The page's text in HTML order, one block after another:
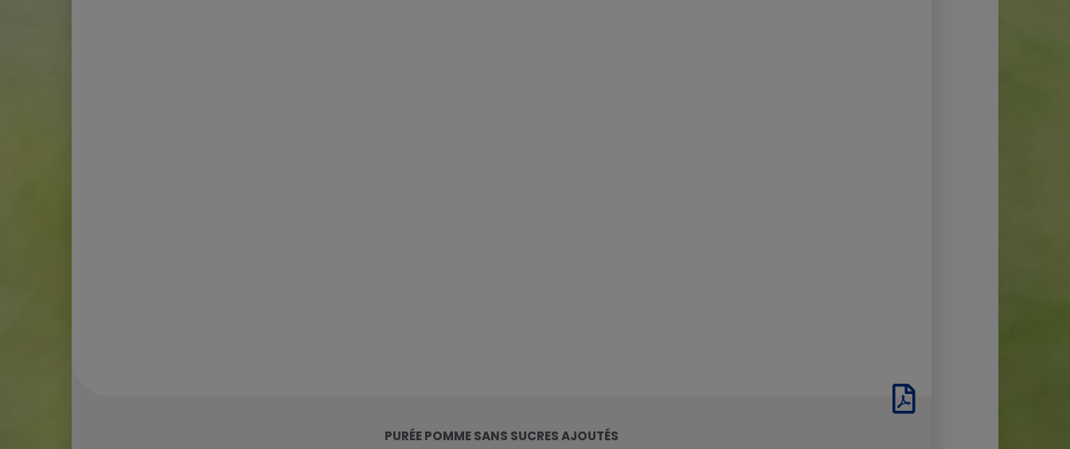
PURÉE POMME SANS SUCRES AJOUTÉS